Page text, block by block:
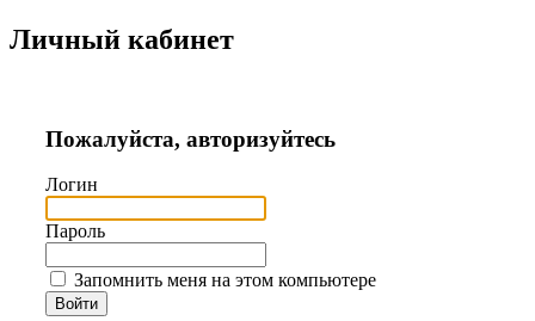
Личный кабинет
Пожалуйста, авторизуйтесь
Логин
Пароль
Запомнить меня на этом компьютере